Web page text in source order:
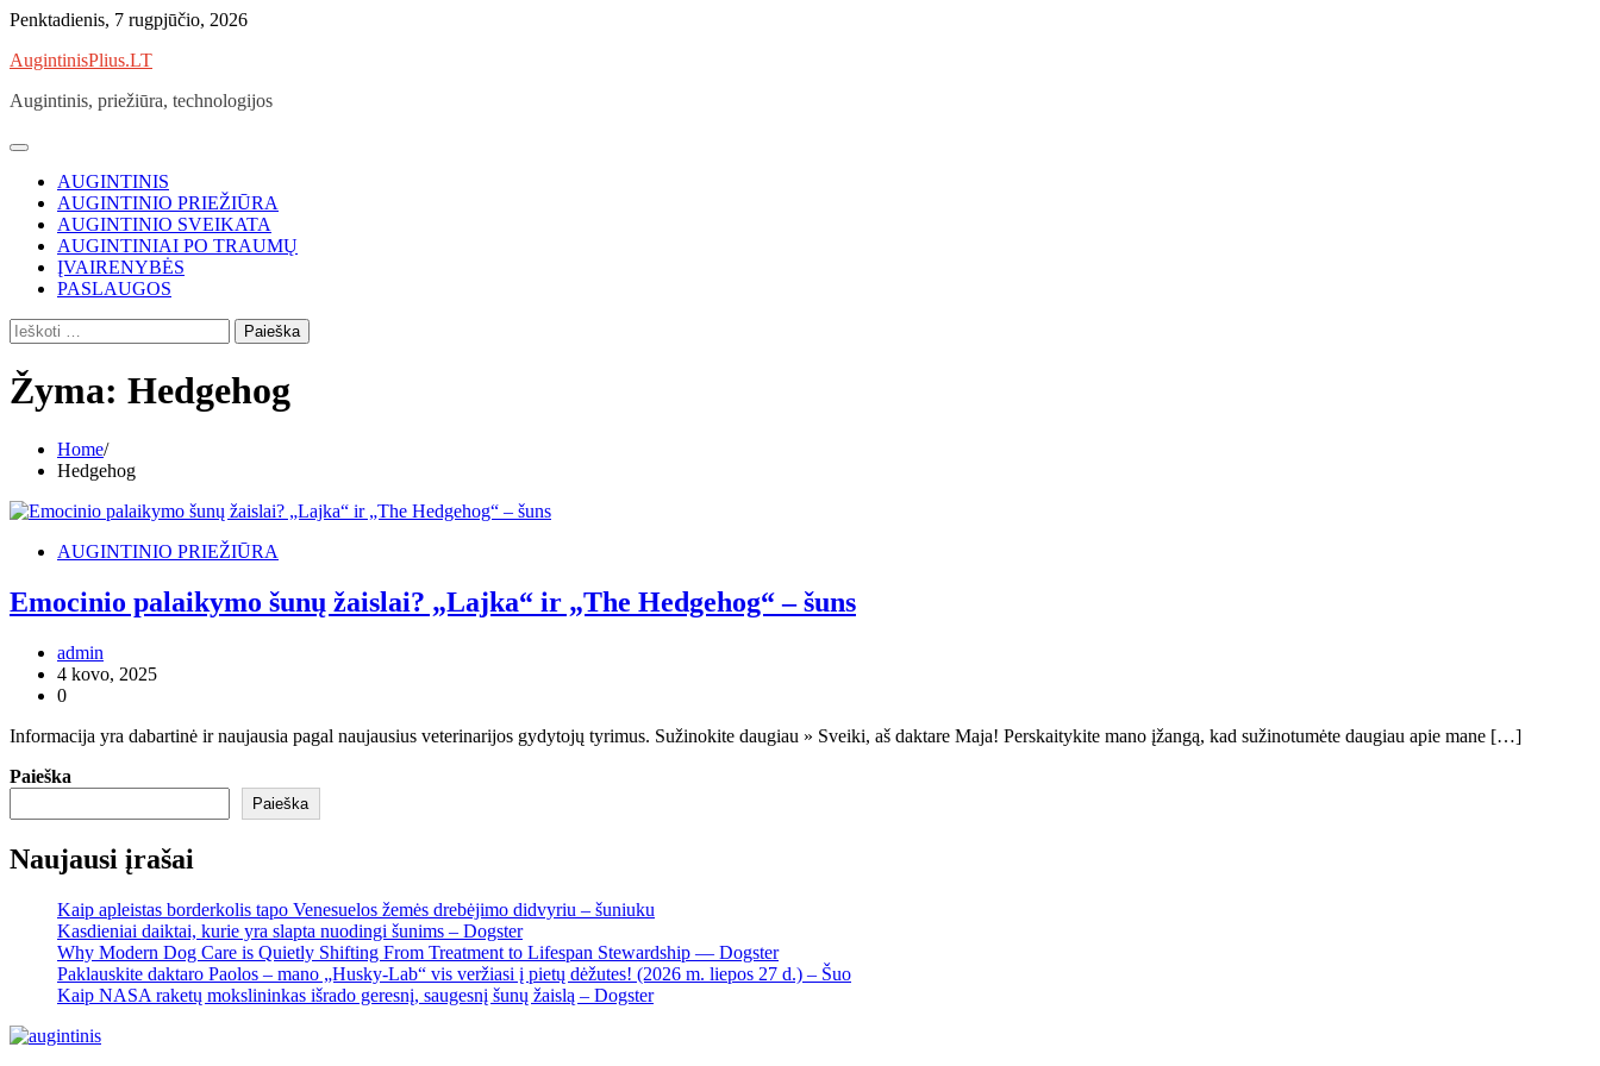
Skip
content
Penktadienis, 7 rugpjūčio, 2026
AugintinisPlius.LT
Augintinis, priežiūra, technologijos
AUGINTINIS
AUGINTINIO PRIEŽIŪRA
AUGINTINIO SVEIKATA
AUGINTINIAI PO TRAUMŲ
ĮVAIRENYBĖS
PASLAUGOS
Ieškoti:
Žyma: Hedgehog
Home
Hedgehog
AUGINTINIO PRIEŽIŪRA
Emocinio palaikymo šunų žaislai? „Lajka“ ir „The Hedgehog“ – šuns
admin
4 kovo, 2025
0
Informacija yra dabartinė ir naujausia pagal naujausius veterinarijos gydytojų tyrimus. Sužinokite daugiau » Sveiki, aš daktare Maja! Perskaitykite mano įžangą, kad sužinotumėte daugiau apie mane […]
Paieška
Paieška
Naujausi įrašai
Kaip apleistas borderkolis tapo Venesuelos žemės drebėjimo didvyriu – šuniuku
Kasdieniai daiktai, kurie yra slapta nuodingi šunims – Dogster
Why Modern Dog Care is Quietly Shifting From Treatment to Lifespan Stewardship — Dogster
Paklauskite daktaro Paolos – mano „Husky-Lab“ vis veržiasi į pietų dėžutes! (2026 m. liepos 27 d.) – Šuo
Kaip NASA raketų mokslininkas išrado geresnį, saugesnį šunų žaislą – Dogster